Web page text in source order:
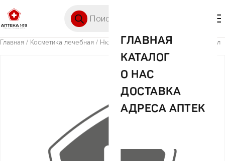
ГЛАВНАЯ
КАТАЛОГ
О НАС
ДОСТАВКА
АДРЕСА АПТЕК
Главная / Косметика лечебная / Нюда средство педикулицидное 50мл